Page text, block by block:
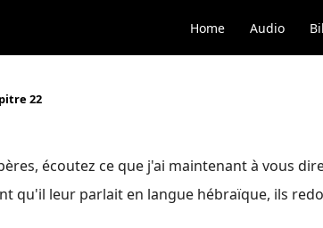
Home Audio
22
écoutez ce que j'ai maintenant à vous
qu'il leur parlait en langue hébraïque, ils